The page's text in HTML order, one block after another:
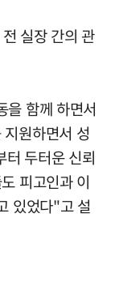
실장 간의 관
함께 하면서
원하면서 성
터 두터운 신뢰
피고인과 이
있었다"고 설